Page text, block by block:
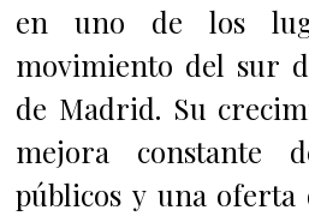
en uno de los
movimiento del sur
de Madrid. Su
mejora constante
públicos y una oferta